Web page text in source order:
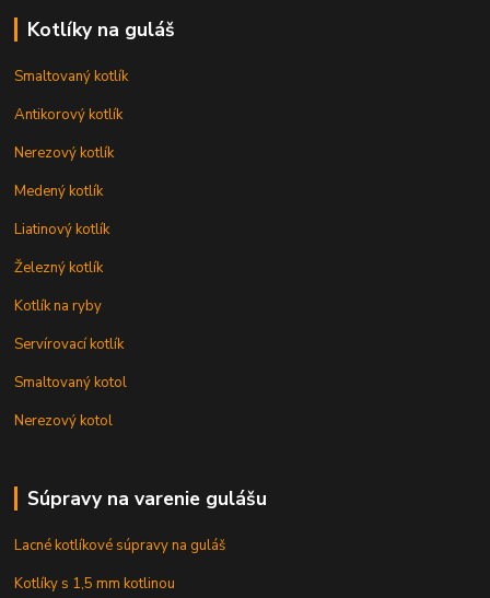
Kotlíky na guláš
Smaltovaný kotlík
Antikorový kotlík
Nerezový kotlík
Medený kotlík
Liatinový kotlík
Železný kotlík
Kotlík na ryby
Servírovací kotlík
Smaltovaný kotol
Nerezový kotol
Súpravy na varenie gulášu
Lacné kotlíkové súpravy na guláš
Kotlíky s 1,5 mm kotlinou